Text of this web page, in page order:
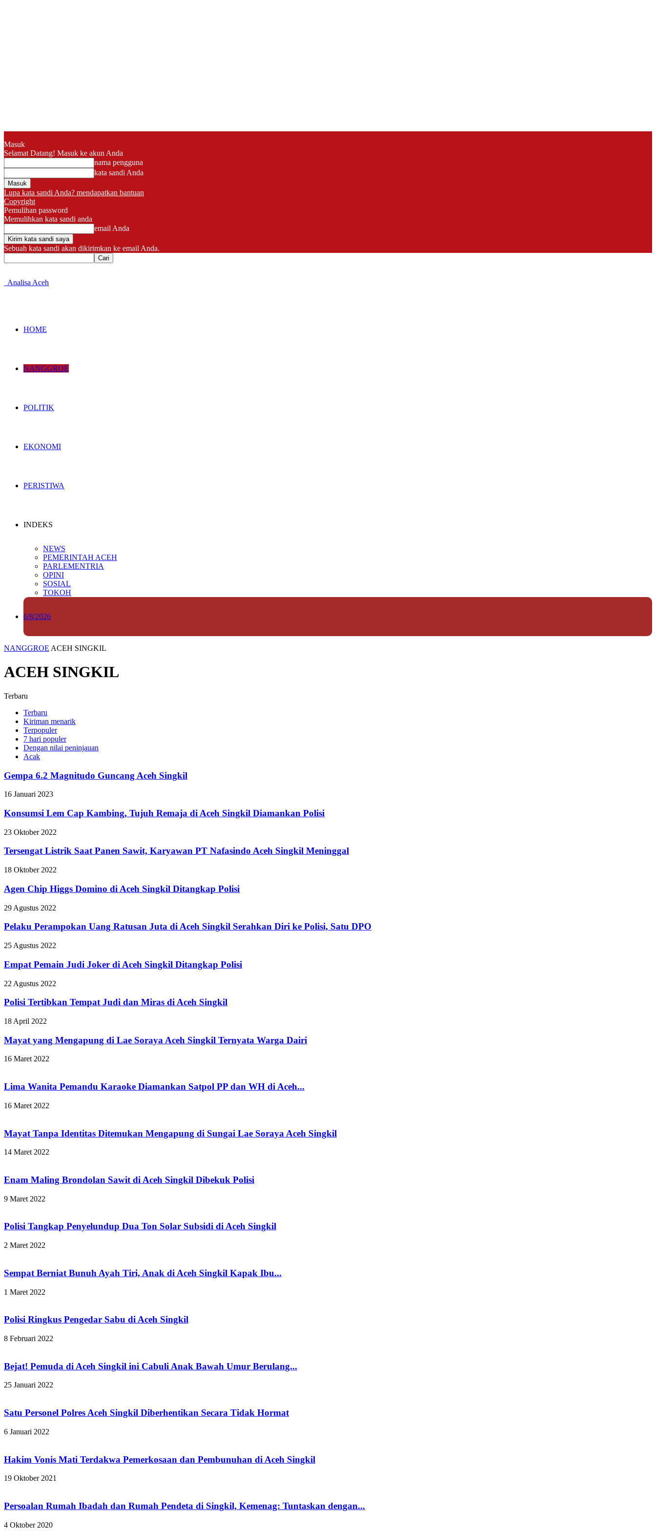
Masuk
Selamat Datang! Masuk ke akun Anda
nama pengguna
kata sandi Anda
Lupa kata sandi Anda? mendapatkan bantuan
Copyright
Pemulihan password
Memulihkan kata sandi anda
email Anda
Sebuah kata sandi akan dikirimkan ke email Anda.
Analisa Aceh
HOME
NANGGROE
POLITIK
EKONOMI
PERISTIWA
INDEKS
NEWS
PEMERINTAH ACEH
PARLEMENTRIA
OPINI
SOSIAL
TOKOH
6/8/2026
NANGGROE ACEH SINGKIL
ACEH SINGKIL
Terbaru
Terbaru
Kiriman menarik
Terpopuler
7 hari populer
Dengan nilai peninjauan
Acak
Gempa 6.2 Magnitudo Guncang Aceh Singkil
16 Januari 2023
Konsumsi Lem Cap Kambing, Tujuh Remaja di Aceh Singkil Diamankan Polisi
23 Oktober 2022
Tersengat Listrik Saat Panen Sawit, Karyawan PT Nafasindo Aceh Singkil Meninggal
18 Oktober 2022
Agen Chip Higgs Domino di Aceh Singkil Ditangkap Polisi
29 Agustus 2022
Pelaku Perampokan Uang Ratusan Juta di Aceh Singkil Serahkan Diri ke Polisi, Satu DPO
25 Agustus 2022
Empat Pemain Judi Joker di Aceh Singkil Ditangkap Polisi
22 Agustus 2022
Polisi Tertibkan Tempat Judi dan Miras di Aceh Singkil
18 April 2022
Mayat yang Mengapung di Lae Soraya Aceh Singkil Ternyata Warga Dairi
16 Maret 2022
Lima Wanita Pemandu Karaoke Diamankan Satpol PP dan WH di Aceh...
16 Maret 2022
Mayat Tanpa Identitas Ditemukan Mengapung di Sungai Lae Soraya Aceh Singkil
14 Maret 2022
Enam Maling Brondolan Sawit di Aceh Singkil Dibekuk Polisi
9 Maret 2022
Polisi Tangkap Penyelundup Dua Ton Solar Subsidi di Aceh Singkil
2 Maret 2022
Sempat Berniat Bunuh Ayah Tiri, Anak di Aceh Singkil Kapak Ibu...
1 Maret 2022
Polisi Ringkus Pengedar Sabu di Aceh Singkil
8 Februari 2022
Bejat! Pemuda di Aceh Singkil ini Cabuli Anak Bawah Umur Berulang...
25 Januari 2022
Satu Personel Polres Aceh Singkil Diberhentikan Secara Tidak Hormat
6 Januari 2022
Hakim Vonis Mati Terdakwa Pemerkosaan dan Pembunuhan di Aceh Singkil
19 Oktober 2021
Persoalan Rumah Ibadah dan Rumah Pendeta di Singkil, Kemenag: Tuntaskan dengan...
4 Oktober 2020